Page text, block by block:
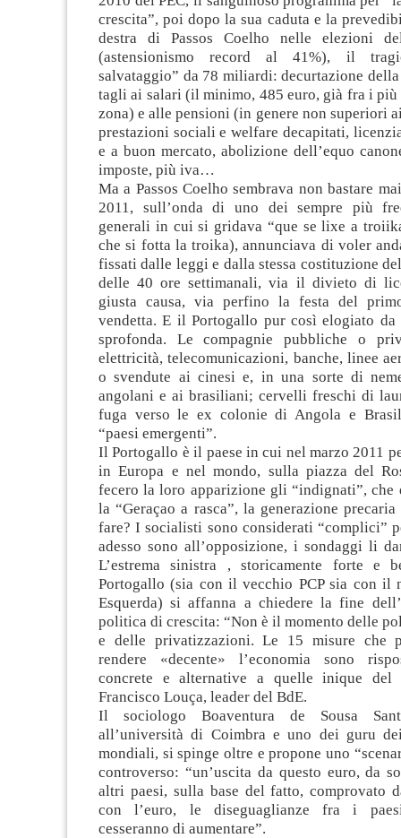
crescita”, poi dopo la sua caduta e la
destra di Passos Coelho nelle elezioni
(astensionismo record al 41%), il
salvataggio” da 78 miliardi: decurtazione
tagli ai salari (il minimo, 485 euro, già fra i più
zona) e alle pensioni (in genere non superiori
prestazioni sociali e welfare decapitati,
e a buon mercato, abolizione dell’equo
imposte, più iva…
Ma a Passos Coelho sembrava non bastare
2011, sull’onda di uno dei sempre più
generali in cui si gridava “que se lixe a
che si fotta la troika), annunciava di voler
fissati dalle leggi e dalla stessa costituzione
delle 40 ore settimanali, via il divieto di
giusta causa, via perfino la festa del
vendetta. E il Portogallo pur così elogiato da
sprofonda. Le compagnie pubbliche o
elettricità, telecomunicazioni, banche, linee
o svendute ai cinesi e, in una sorte di
angolani e ai brasiliani; cervelli freschi di
fuga verso le ex colonie di Angola e
“paesi emergenti”.
Il Portogallo è il paese in cui nel marzo 2011
in Europa e nel mondo, sulla piazza del
fecero la loro apparizione gli “indignati”, che
la “Geraçao a rasca”, la generazione
fare? I socialisti sono considerati “complici”
adesso sono all’opposizione, i sondaggi li
L’estrema sinistra , storicamente forte e
Portogallo (sia con il vecchio PCP sia con il
Esquerda) si affanna a chiedere la fine
politica di crescita: “Non è il momento delle
e delle privatizzazioni. Le 15 misure che
rendere «decente» l’economia sono
concrete e alternative a quelle inique del
Francisco Louça, leader del BdE.
Il sociologo Boaventura de Sousa
all’università di Coimbra e uno dei guru
mondiali, si spinge oltre e propone uno
controverso: “un’uscita da questo euro, da
altri paesi, sulla base del fatto, comprovato
con l’euro, le diseguaglianze fra i
cesseranno di aumentare”.